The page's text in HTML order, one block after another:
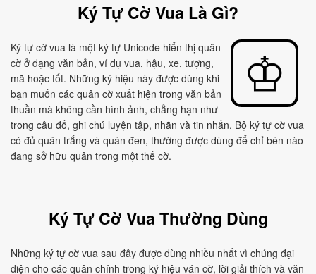
Ký Tự Cờ Vua Là Gì?
Ký tự cờ vua là một ký tự Unicode hiển thị quân
cờ ở dạng văn bản, ví dụ vua, hậu, xe, tượng,
mã hoặc tốt. Những ký hiệu này được dùng khi
bạn muốn các quân cờ xuất hiện trong văn bản
thuần mà không cần hình ảnh, chẳng hạn như
trong câu đố, ghi chú luyện tập, nhãn và tin nhắn. Bộ ký tự cờ vua
có đủ quân trắng và quân đen, thường được dùng để chỉ bên nào
đang sở hữu quân trong một thế cờ.
Ký Tự Cờ Vua Thường Dùng
Những ký tự cờ vua sau đây được dùng nhiều nhất vì chúng đại
diện cho các quân chính trong ký hiệu ván cờ, lời giải thích và văn